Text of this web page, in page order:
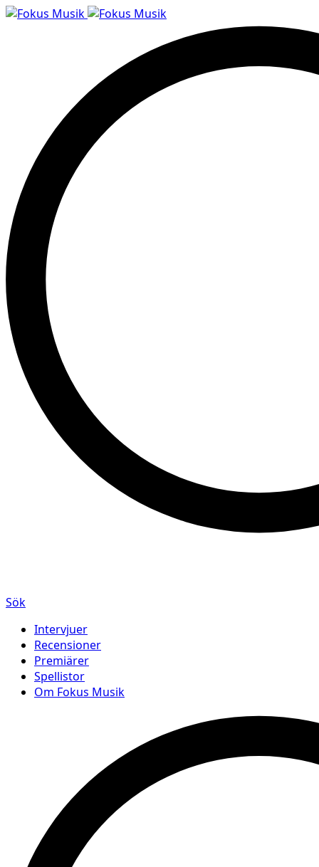
Sök
Intervjuer
Recensioner
Premiärer
Spellistor
Om Fokus Musik